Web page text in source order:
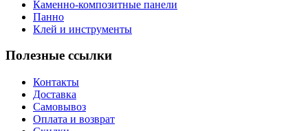
Каменно-композитные панели
Панно
Клей и инструменты
Полезные ссылки
Контакты
Доставка
Самовывоз
Оплата и возврат